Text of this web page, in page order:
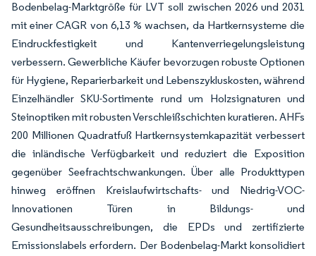
Bodenbelag-Marktgröße für LVT soll zwischen 2026 und 2031
mit einer CAGR von 6,13 % wachsen, da Hartkernsysteme die
Eindruckfestigkeit und Kantenverriegelungsleistung
verbessern. Gewerbliche Käufer bevorzugen robuste Optionen
für Hygiene, Reparierbarkeit und Lebenszykluskosten, während
Einzelhändler SKU-Sortimente rund um Holzsignaturen und
Steinoptiken mit robusten Verschleißschichten kuratieren. AHFs
200 Millionen Quadratfuß Hartkernsystemkapazität verbessert
die inländische Verfügbarkeit und reduziert die Exposition
gegenüber Seefrachtschwankungen. Über alle Produkttypen
hinweg eröffnen Kreislaufwirtschafts- und Niedrig-VOC-
Innovationen Türen in Bildungs- und
Gesundheitsausschreibungen, die EPDs und zertifizierte
Emissionslabels erfordern. Der Bodenbelag-Markt konsolidiert